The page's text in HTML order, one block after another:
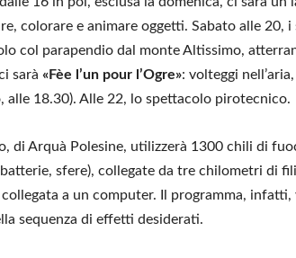
colorare e animare oggetti. Sabato alle 20, i
col parapendio dal monte Altissimo,
sarà «Fèe l’un pour l’Ogre»: volteggi
alle 18.30). Alle 22, lo spettacolo pirotecnico.
di Arquà Polesine, utilizzerà 1300 chili di
sfere), collegate da tre chilometri di
a un computer. Il programma,
sequenza di effetti desiderati.